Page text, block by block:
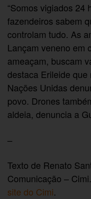
“Somos vigiados 24
fazendeiros sabem
controlam tudo. As
Lançam veneno em
ameaçam, buscam
destaca Erileide
Nações Unidas
povo. Drones
aldeia, denuncia a
–
Texto de Renato
Comunicação – Cimi.
site do Cimi.